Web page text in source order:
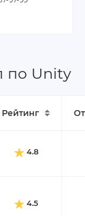
по Unity
Рейтинг
4.8
4.5